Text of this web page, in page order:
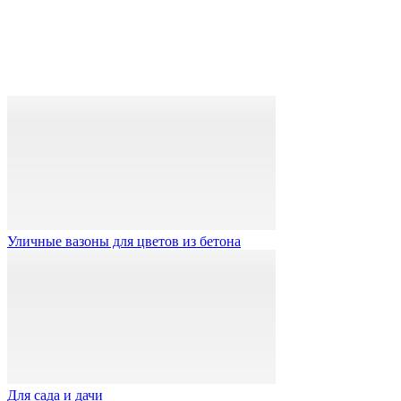
Уличные вазоны для цветов из бетона
Для сада и дачи